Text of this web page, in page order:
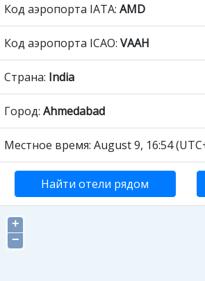
Код аэропорта IATA: AMD
Код аэропорта ICAO: VAAH
Страна: India
Город: Ahmedabad
Местное время: August 9, 16:54
Найти отели рядом
+
−